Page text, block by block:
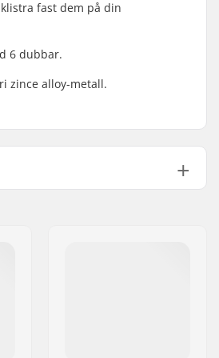
fast dem på din
6 dubbar.
zince alloy-metall.